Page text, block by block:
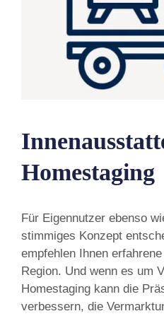
Homestaging
Für Eigennutzer ebenso
stimmiges Konzept
empfehlen Ihnen
Region. Und wenn es um
Homestaging kann die
verbessern, die